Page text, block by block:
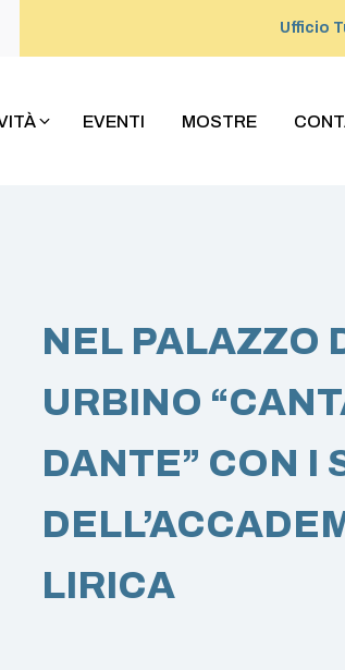
Ufficio
EVENTI MOSTRE
NEL PALAZZO
URBINO
DANTE” CON I
LIRICA